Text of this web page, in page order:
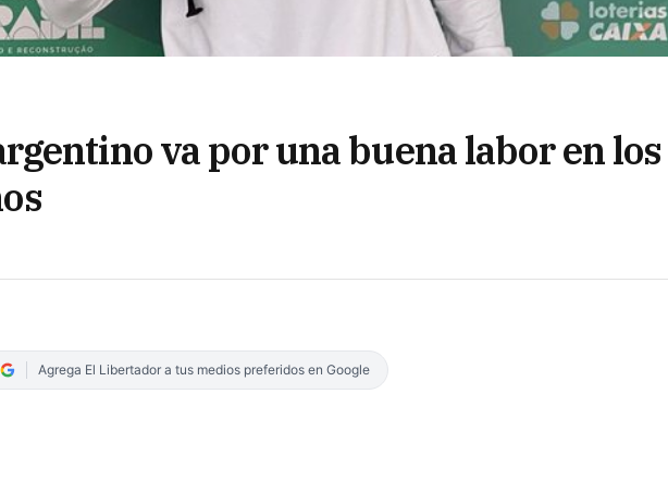
va por una buena labor en los
Agrega El Libertador a tus medios preferidos en Google